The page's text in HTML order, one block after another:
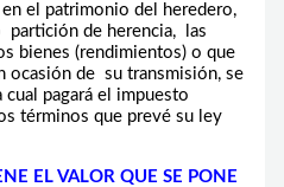
el patrimonio del heredero,
partición de herencia, las
bienes (rendimientos) o que
ocasión de su transmisión, se
cual pagará el impuesto
términos que prevé su ley
EL VALOR QUE SE PONE